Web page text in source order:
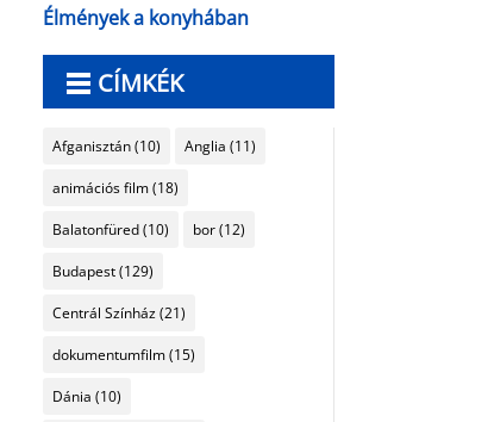
Élmények a konyhában
CÍMKÉK
Afganisztán(10) Anglia (11)
animációs film(18)
Balatonfüred(10) bor(12)
Budapest(129)
Centrál Színház(21)
dokumentumfilm(15)
Dánia (10)